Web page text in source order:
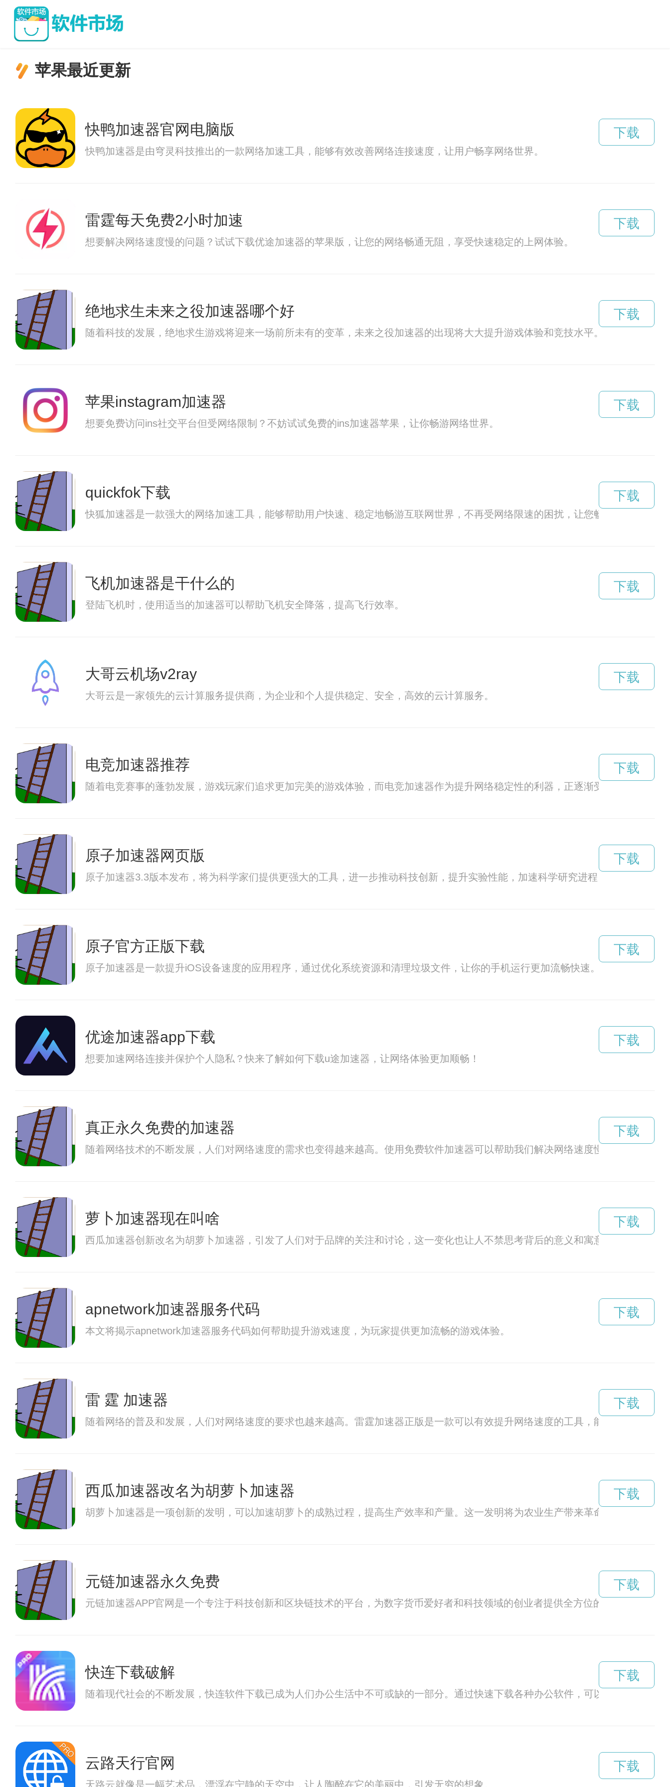
苹果最近更新
快鸭加速器官网电脑版
快鸭加速器是由穹灵科技推出的一款网络加速工具，能够有效改善网络连接速度，让用户畅享网络世界。
下载
雷霆每天免费2小时加速
想要解决网络速度慢的问题？试试下载优途加速器的苹果版，让您的网络畅通无阻，享受快速稳定的上网体验。
下载
绝地求生未来之役加速器哪个好
随着科技的发展，绝地求生游戏将迎来一场前所未有的变革，未来之役加速器的出现将大大提升游戏体验和竞技水平。
下载
苹果instagram加速器
想要免费访问ins社交平台但受网络限制？不妨试试免费的ins加速器苹果，让你畅游网络世界。
下载
quickfok下载
快狐加速器是一款强大的网络加速工具，能够帮助用户快速、稳定地畅游互联网世界，不再受网络限速的困扰，让您畅享快乐之旅。
下载
飞机加速器是干什么的
登陆飞机时，使用适当的加速器可以帮助飞机安全降落，提高飞行效率。
下载
大哥云机场v2ray
大哥云是一家领先的云计算服务提供商，为企业和个人提供稳定、安全，高效的云计算服务。
下载
电竞加速器推荐
随着电竞赛事的蓬勃发展，游戏玩家们追求更加完美的游戏体验，而电竞加速器作为提升网络稳定性的利器，正逐渐受到玩家们的
下载
原子加速器网页版
原子加速器3.3版本发布，将为科学家们提供更强大的工具，进一步推动科技创新，提升实验性能，加速科学研究进程。
下载
原子官方正版下载
原子加速器是一款提升iOS设备速度的应用程序，通过优化系统资源和清理垃圾文件，让你的手机运行更加流畅快速。想要提升手机
下载
优途加速器app下载
想要加速网络连接并保护个人隐私？快来了解如何下载u途加速器，让网络体验更加顺畅！
下载
真正永久免费的加速器
随着网络技术的不断发展，人们对网络速度的需求也变得越来越高。使用免费软件加速器可以帮助我们解决网络速度慢的问题，让
下载
萝卜加速器现在叫啥
西瓜加速器创新改名为胡萝卜加速器，引发了人们对于品牌的关注和讨论，这一变化也让人不禁思考背后的意义和寓意。
下载
apnetwork加速器服务代码
本文将揭示apnetwork加速器服务代码如何帮助提升游戏速度，为玩家提供更加流畅的游戏体验。
下载
雷 霆 加速器
随着网络的普及和发展，人们对网络速度的要求也越来越高。雷霆加速器正版是一款可以有效提升网络速度的工具，能够为用户提供
下载
西瓜加速器改名为胡萝卜加速器
胡萝卜加速器是一项创新的发明，可以加速胡萝卜的成熟过程，提高生产效率和产量。这一发明将为农业生产带来革命性的变革，同
下载
元链加速器永久免费
元链加速器APP官网是一个专注于科技创新和区块链技术的平台，为数字货币爱好者和科技领域的创业者提供全方位的服务和支持。
下载
快连下载破解
随着现代社会的不断发展，快连软件下载已成为人们办公生活中不可或缺的一部分。通过快速下载各种办公软件，可以提升工作效率
下载
云路天行官网
天路云就像是一幅艺术品，漂浮在宁静的天空中，让人陶醉在它的美丽中，引发无穷的想象。
下载